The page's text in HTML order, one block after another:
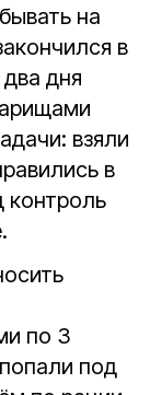
на
в
дня
взяли
в
контроль
по 3
под